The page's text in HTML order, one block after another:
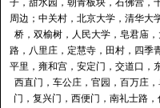
子，甜水园，朝青板块，石佛营，
周边；中关村，北京大学，清华大
桥，双榆树，人民大学，皂君庙
路，八里庄，定慧寺，田村，四季
平里，雍和宫，安定门，交道口，
西直门，车公庄，官园，百万庄
门，复兴门，西便门，南礼士路